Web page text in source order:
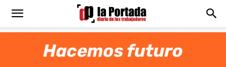
Diario